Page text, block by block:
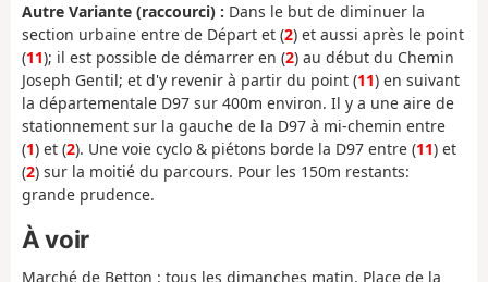
Autre Variante (raccourci) : Dans le but de diminuer la
section urbaine entre de Départ et (2) et aussi après le point
(11); il est possible de démarrer en (2) au début du Chemin
Joseph Gentil; et d'y revenir à partir du point (11) en suivant
la départementale D97 sur 400m environ. Il y a une aire de
stationnement sur la gauche de la D97 à mi-chemin entre
(1) et (2). Une voie cyclo & piétons borde la D97 entre (11) et
(2) sur la moitié du parcours. Pour les 150m restants:
grande prudence.
À voir
Marché de Betton : tous les dimanches matin, Place de la